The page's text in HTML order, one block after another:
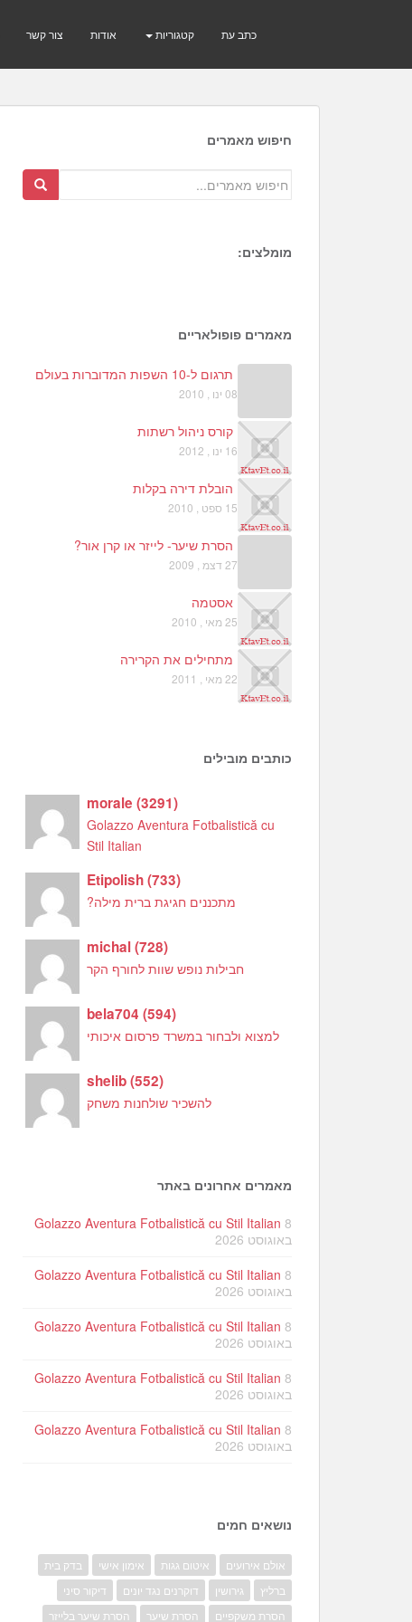
צור קשר אודות קטגוריות כתב עת
חיפוש מאמרים
מומלצים:
4
מאמרים פופולאריים
תרגום ל-10 השפות המדוברות בעולם
08 ינו , 2010
קורס ניהול רשתות
16 ינו , 2012
הובלת דירה בקלות
15 ספט , 2010
הסרת שיער- לייזר או קרן אור?
27 דצמ , 2009
אסטמה
25 מאי , 2010
מתחילים את הקרירה
22 מאי , 2011
כותבים מובילים
morale(3291)
Golazzo Aventura Fotbalistică cu
Stil Italian
Etipolish(733)
מתכננים חגיגת ברית מילה?
michal(728)
חבילות נופש שוות לחורף הקר
bela704(594)
למצוא ולבחור במשרד פרסום איכותי
shelib(552)
להשכיר שולחנות משחק
מאמרים אחרונים באתר
Golazzo Aventura Fotbalistică cu Stil Italian 8
באוגוסט 2026
Golazzo Aventura Fotbalistică cu Stil Italian 8
באוגוסט 2026
Golazzo Aventura Fotbalistică cu Stil Italian 8
באוגוסט 2026
Golazzo Aventura Fotbalistică cu Stil Italian 8
באוגוסט 2026
Golazzo Aventura Fotbalistică cu Stil Italian 8
באוגוסט 2026
נושאים חמים
אולם אירועים איטום גגות אימון אישי
בדק בית
ברליץ
גירושין דוקרנים נגד יונים
דיקור סיני
הסרת משקפיים
הסרת שיער
הסרת שיער בלייזר